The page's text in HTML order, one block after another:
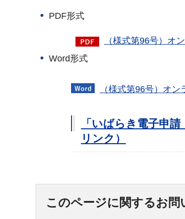
PDF形式
（様式第96号）オ
Word形式
（様式第96号）オ
「いばらき電子申
リンク）
このページに関するお問